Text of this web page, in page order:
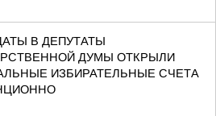
В ДЕПУТАТЫ
ДУМЫ ОТКРЫЛИ
ИЗБИРАТЕЛЬНЫЕ СЧЕТА